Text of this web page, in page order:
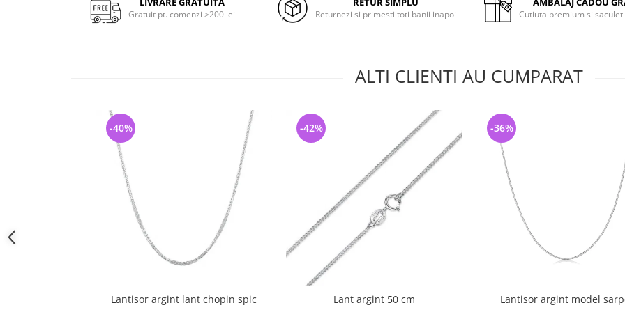
Gratuit pt. comenzi >200 lei Returnezi si primesti toti banii inapoi Cutiuta premium si saculet
ALTI CLIENTI AU CUMPARAT
Lantisor argint lant chopin spic
-40%
Lant argint 50 cm
-42%
Lantisor argint model
-36%